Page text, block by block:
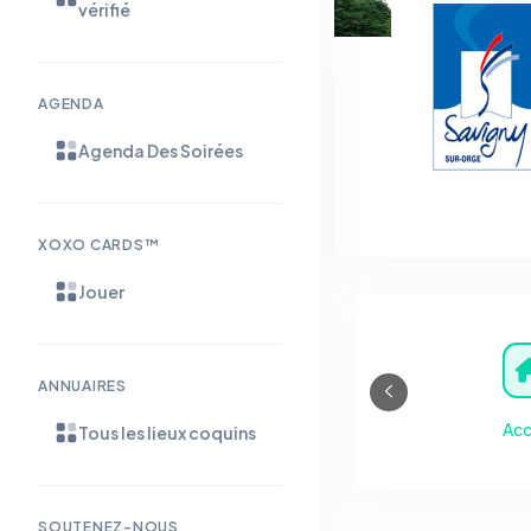
vérifié
AGENDA
Agenda Des Soirées
XOXO CARDS™
Jouer
ANNUAIRES
Tous les lieux coquins
SOUTENEZ-NOUS